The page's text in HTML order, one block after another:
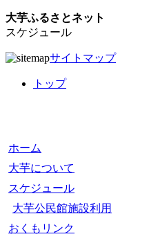
大芋ふるさとネット
スケジュール
サイトマップ
トップ
ホーム
大芋について
スケジュール
大芋公民館施設利用
おくもリンク